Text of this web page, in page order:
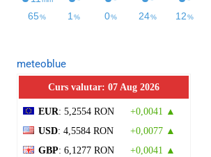
meteoblue
Curs valutar: 07 Aug 2026
EUR: 5,2554 RON
+0,0041 ▲
USD: 4,5584 RON
+0,0077 ▲
GBP: 6,1277 RON +0,0041 ▲